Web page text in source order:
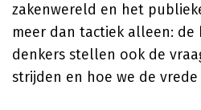
zakenwereld en het
meer dan tactiek alleen: de
denkers stellen ook de
strijden en hoe we de vrede